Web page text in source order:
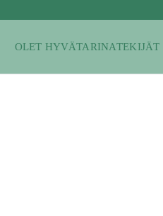
OLET HYVÄTARINATEKIJÄT